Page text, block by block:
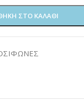
ΣΤΟ ΚΑΛΆΘΙ